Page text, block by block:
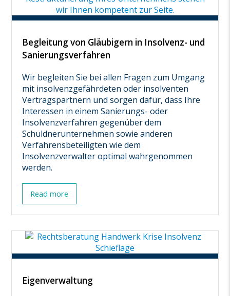
Begleitung von Gläubigern in Insolvenz- und
Sanierungsverfahren
Wir begleiten Sie bei allen Fragen zum Umgang
mit insolvenzgefährdeten oder insolventen
Vertragspartnern und sorgen dafür, dass Ihre
Interessen in einem Sanierungs- oder
Insolvenzverfahren gegenüber dem
Schuldnerunternehmen sowie anderen
Verfahrensbeteiligten wie dem
Insolvenzverwalter optimal wahrgenommen
werden.
Read more
Eigenverwaltung